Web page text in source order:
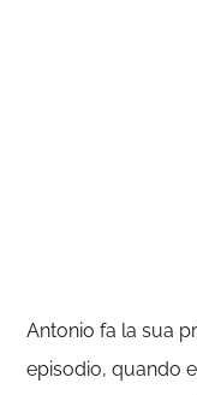
Antonio fa la sua
episodio, quando